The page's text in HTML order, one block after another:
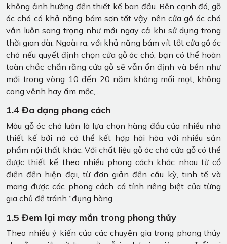
không ảnh hưởng đến thiết kế ban đầu. Bên cạnh đó, gỗ
óc chó có khả năng bám sơn tốt vậy nên cửa gỗ óc chó
vẫn luôn sang trọng như mới ngay cả khi sử dụng trong
thời gian dài. Ngoài ra, với khả năng bám vít tốt cửa gỗ óc
chó nếu quyết định chọn cửa gỗ óc chó, bạn có thể hoàn
toàn chắc chắn rằng cửa gỗ sẽ vẫn ổn định và bền như
mới trong vòng 10 đến 20 năm không mối mọt, không
cong vênh hay ẩm mốc,...
1.4 Đa dạng phong cách
Màu gỗ óc chó luôn là lựa chọn hàng đầu của nhiều nhà
thiết kế bởi nó có thể kết hợp hài hòa với nhiều sản
phẩm nội thất khác. Với chất liệu gỗ óc chó cửa gỗ có thể
được thiết kế theo nhiều phong cách khác nhau từ cổ
điển đến hiện đại, từ đơn giản đến cầu kỳ, tinh tế và
mang được các phong cách cá tính riêng biệt của từng
gia chủ để tránh “đụng hàng”.
1.5 Đem lại may mắn trong phong thủy
Theo nhiều ý kiến của các chuyên gia trong phong thủy